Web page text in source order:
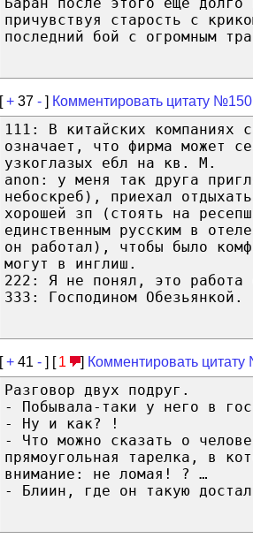
причувствуя старость с
последний бой с огромным
[+ 37 - ] Комментировать цитату
111: В китайских компаниях
означает, что фирма может
узкоглазых ебл на кв. М.
anon: у меня так друга
небоскреб), приехал
хорошей зп (стоять на
единственным русским в
он работал), чтобы было
могут в инглиш.
222: Я не понял, это работа
333: Господином Обезьянкой.
[+ 41 - ] [ 1 ] Комментировать
Разговор двух подруг.
- Побывала-таки у него в
- Ну и как? !
- Что можно сказать о
прямоугольная тарелка, в
внимание: не ломая! ? …
- Блиин, где он такую